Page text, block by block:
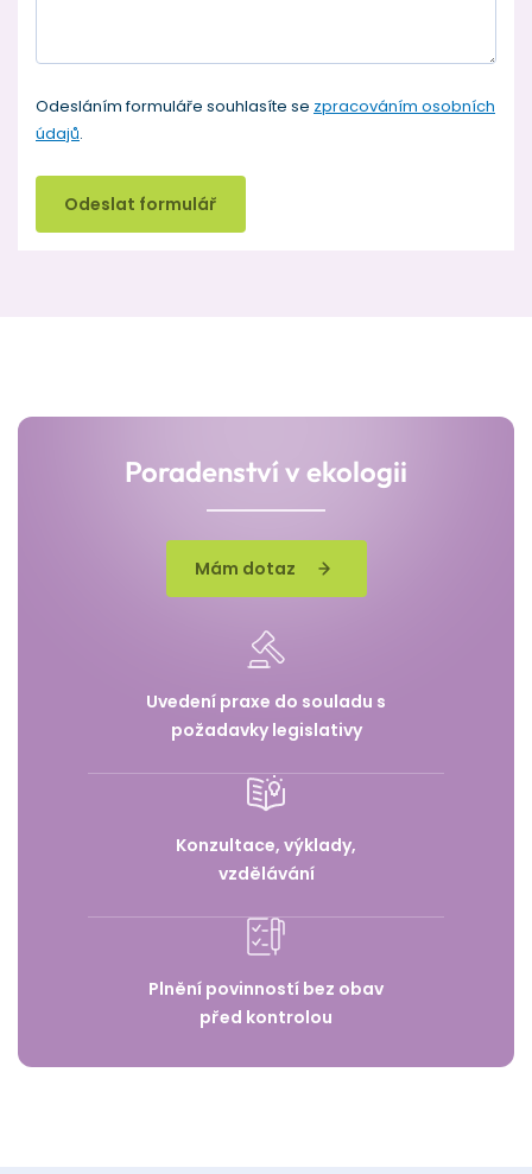
Odesláním formuláře souhlasíte se zpracováním osobních
údajů.
Odeslat formulář
Poradenství v ekologii
Mám dotaz
Uvedení praxe do souladu s
požadavky legislativy
Konzultace, výklady,
vzdělávání
Plnění povinností bez obav
před kontrolou